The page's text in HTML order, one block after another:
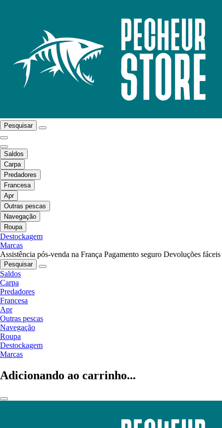
Pesquisar
Saldos
Carpa
Predadores
Francesa
Apr
Outras pescas
Navegação
Roupa
Destockagem
Marcas
Assistência pós-venda na França Pagamento seguro Devoluções fáceis
Pesquisar
Saldos
Carpa
Predadores
Francesa
Apr
Outras pescas
Navegação
Roupa
Destockagem
Marcas
Adicionando ao carrinho...